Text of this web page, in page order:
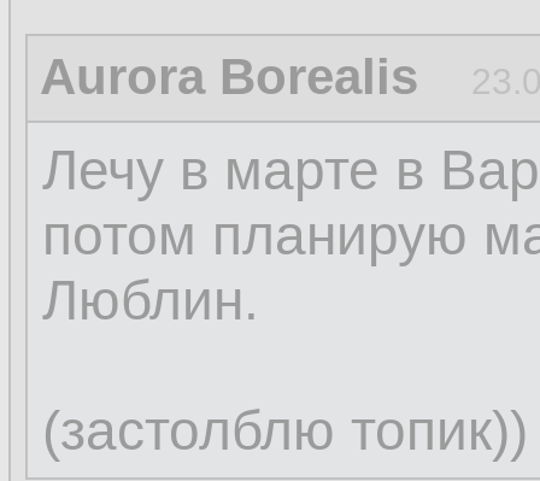
Aurora Borealis
Лечу в марте в
потом планирую
Люблин.
(застолблю топик))